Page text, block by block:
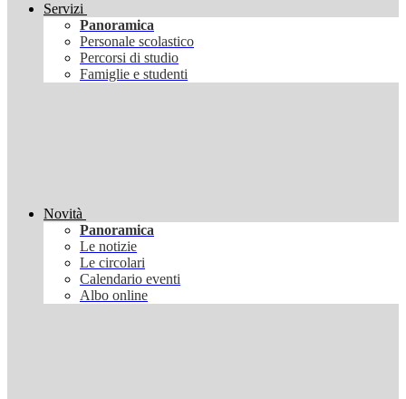
Servizi
Panoramica
Personale scolastico
Percorsi di studio
Famiglie e studenti
Novità
Panoramica
Le notizie
Le circolari
Calendario eventi
Albo online